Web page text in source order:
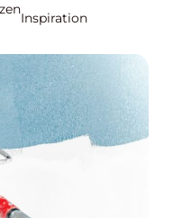
Inspiration